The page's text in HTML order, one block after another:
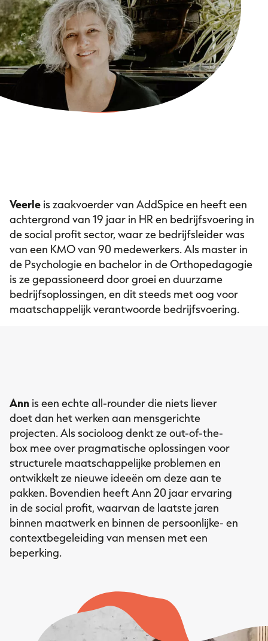
Veerle is zaakvoerder van AddSpice en heeft een
achtergrond van 19 jaar in HR en bedrijfsvoering in
de social profit sector, waar ze bedrijfsleider was
van een KMO van 90 medewerkers. Als master in
de Psychologie en bachelor in de Orthopedagogie
is ze gepassioneerd door groei en duurzame
bedrijfsoplossingen, en dit steeds met oog voor
maatschappelijk verantwoorde bedrijfsvoering.
Ann is een echte all-rounder die niets liever
doet dan het werken aan mensgerichte
projecten. Als socioloog denkt ze out-of-the-
box mee over pragmatische oplossingen voor
structurele maatschappelijke problemen en
ontwikkelt ze nieuwe ideeën om deze aan te
pakken. Bovendien heeft Ann 20 jaar ervaring
in de social profit, waarvan de laatste jaren
binnen maatwerk en binnen de persoonlijke- en
contextbegeleiding van mensen met een
beperking.